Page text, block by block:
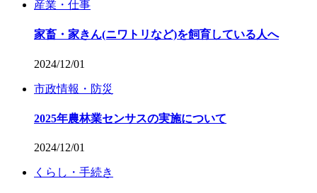
産業・仕事
家畜・家きん(ニワトリなど)を飼育している人へ
2024/12/01
市政情報・防災
2025年農林業センサスの実施について
2024/12/01
くらし・手続き